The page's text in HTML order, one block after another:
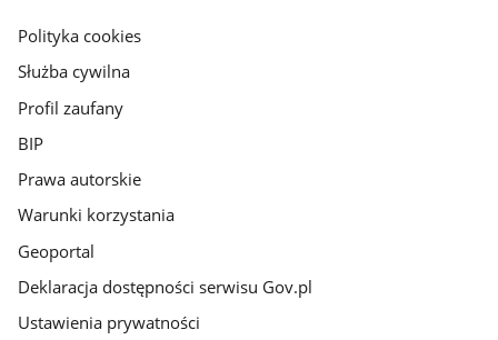
gov.pl
Polityka cookies
Służba cywilna
Profil zaufany
BIP
Prawa autorskie
Warunki korzystania
Geoportal
Deklaracja dostępności serwisu Gov.pl
Ustawienia prywatności